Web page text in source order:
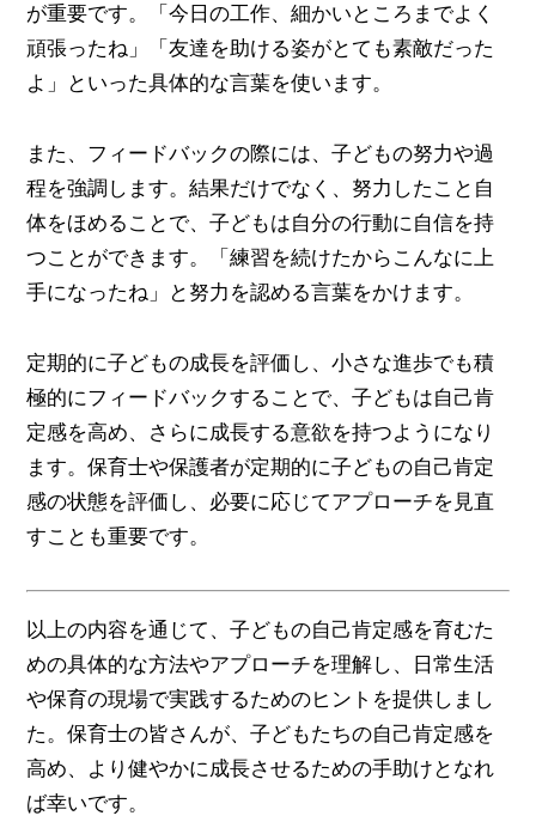
が重要です。「今日の工作、細かいところまでよく
頑張ったね」「友達を助ける姿がとても素敵だった
よ」といった具体的な言葉を使います。
また、フィードバックの際には、子どもの努力や過
程を強調します。結果だけでなく、努力したこと自
体をほめることで、子どもは自分の行動に自信を持
つことができます。「練習を続けたからこんなに上
手になったね」と努力を認める言葉をかけます。
定期的に子どもの成長を評価し、小さな進歩でも積
極的にフィードバックすることで、子どもは自己肯
定感を高め、さらに成長する意欲を持つようになり
ます。保育士や保護者が定期的に子どもの自己肯定
感の状態を評価し、必要に応じてアプローチを見直
すことも重要です。
以上の内容を通じて、子どもの自己肯定感を育むた
めの具体的な方法やアプローチを理解し、日常生活
や保育の現場で実践するためのヒントを提供しまし
た。保育士の皆さんが、子どもたちの自己肯定感を
高め、より健やかに成長させるための手助けとなれ
ば幸いです。